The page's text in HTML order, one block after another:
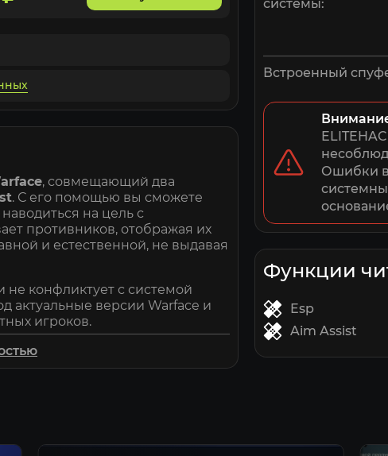
, совмещающий два
. С его помощью вы сможете
на цель с
противников, отображая их
и естественной, не выдавая
не конфликтует с системой
актуальные версии Warface и
игроков.
от
шанс бана, высокая
системы:
Встроенный
Ошибки в
Функции
Esp
Aim Assist